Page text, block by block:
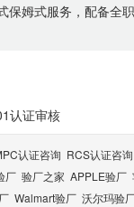
保姆式服务，配备全
认证审核
认证咨询 RCS认证咨询
厂 验厂之家 APPLE验厂
Walmart验厂 沃尔玛验